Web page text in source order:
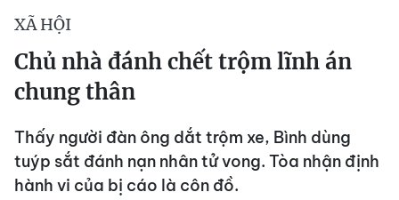
XÃ HỘI
Chủ nhà đánh chết trộm lĩnh án
chung thân
Thấy người đàn ông dắt trộm xe, Bình dùng
tuýp sắt đánh nạn nhân tử vong. Tòa nhận định
hành vi của bị cáo là côn đồ.